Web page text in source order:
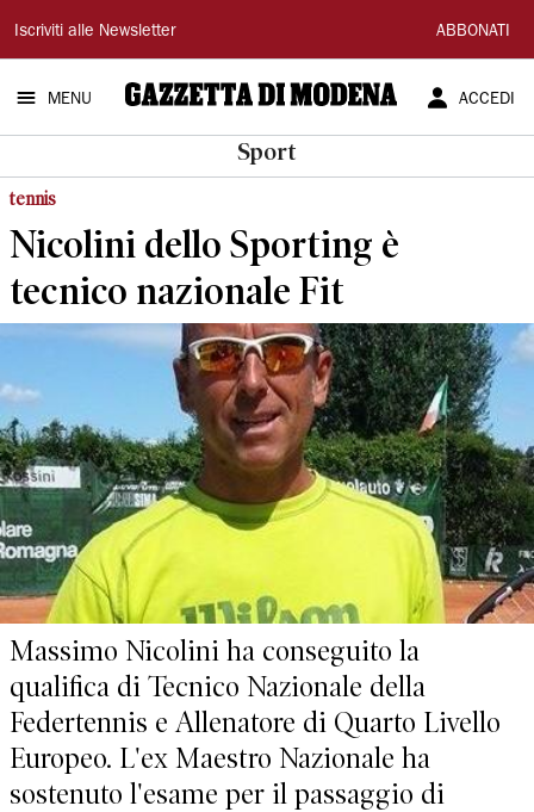
Gazzetta
di
Modena
Iscriviti alle Newsletter ABBONATI
MENU ACCEDI
Sport
tennis
Nicolini dello Sporting è
tecnico nazionale Fit
Massimo Nicolini ha conseguito la
qualifica di Tecnico Nazionale della
Federtennis e Allenatore di Quarto Livello
Europeo. L'ex Maestro Nazionale ha
sostenuto l'esame per il passaggio di